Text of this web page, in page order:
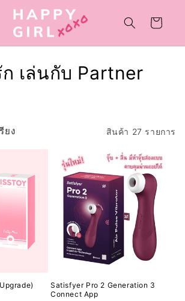
สินค้า
เล่นกับ Partner
ยง สินค้า 27 รายการ
Satisfyer Pro 2 Generation 3
Connect App